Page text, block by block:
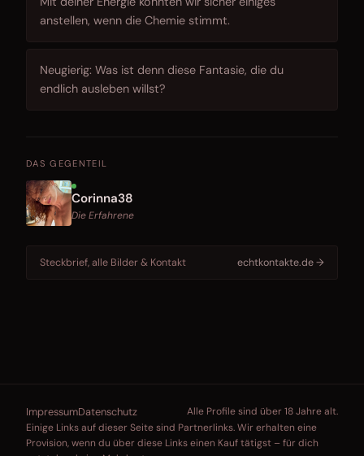
anstellen, wenn die Chemie stimmt.
Neugierig: Was ist denn diese Fantasie, die du
endlich ausleben willst?
DAS GEGENTEIL
Corinna38
Die Erfahrene
Steckbrief, alle Bilder & Kontakt echtkontakte.de →
ImpressumDatenschutz
Alle Profile sind über 18 Jahre alt.
Einige Links auf dieser Seite sind Partnerlinks. Wir erhalten eine
Provision, wenn du über diese Links einen Kauf tätigst – für dich